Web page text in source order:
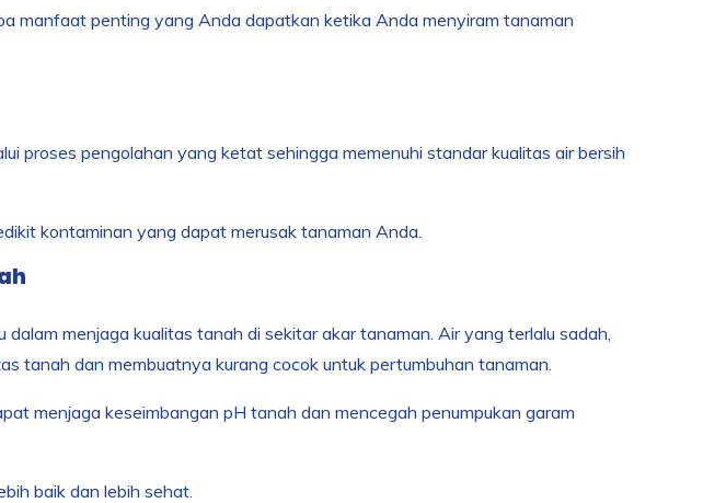
manfaat penting yang Anda dapatkan ketika Anda menyiram tanaman
proses pengolahan yang ketat sehingga memenuhi standar kualitas air bersih
kontaminan yang dapat merusak tanaman Anda.
menjaga kualitas tanah di sekitar akar tanaman. Air yang terlalu sadah,
tanah dan membuatnya kurang cocok untuk pertumbuhan tanaman.
menjaga keseimbangan pH tanah dan mencegah penumpukan garam
baik dan lebih sehat.